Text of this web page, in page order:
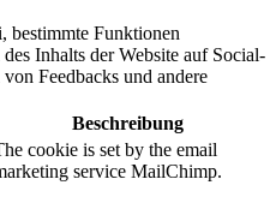
bestimmte Funktionen
Inhalts der Website auf Social-
Feedbacks und andere
Beschreibung
cookie is set by the email
service MailChimp.